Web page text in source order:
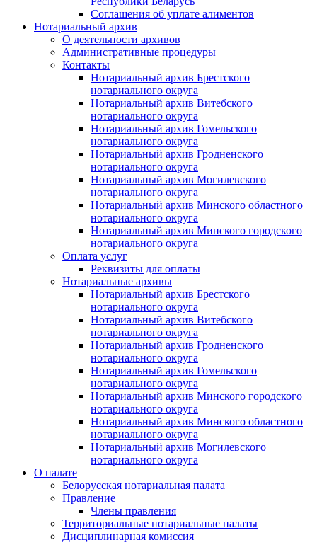
Соглашения об уплате алиментов
Нотариальный архив
О деятельности архивов
Административные процедуры
Контакты
Нотариальный архив Брестского
нотариального округа
Нотариальный архив Витебского
нотариального округа
Нотариальный архив Гомельского
нотариального округа
Нотариальный архив Гродненского
нотариального округа
Нотариальный архив Могилевского
нотариального округа
Нотариальный архив Минского областного
нотариального округа
Нотариальный архив Минского городского
нотариального округа
Оплата услуг
Реквизиты для оплаты
Нотариальные архивы
Нотариальный архив Брестского
нотариального округа
Нотариальный архив Витебского
нотариального округа
Нотариальный архив Гродненского
нотариального округа
Нотариальный архив Гомельского
нотариального округа
Нотариальный архив Минского городского
нотариального округа
Нотариальный архив Минского областного
нотариального округа
Нотариальный архив Могилевского
нотариального округа
О палате
Белорусская нотариальная палата
Правление
Члены правления
Территориальные нотариальные палаты
Дисциплинарная комиссия